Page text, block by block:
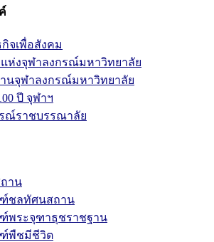
จเพื่อสังคม
ห่งจุฬาลงกรณ์มหาวิทยาลัย
นจุฬาลงกรณ์มหาวิทยาลัย
ปี จุฬาฯ
ณ์ราชบรรณาลัย
าน
ชลทัศนสถาน
พระจุฑาธุชราชฐาน
พืชมีชีวิต